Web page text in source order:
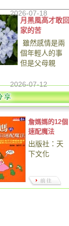
2026-07-18
月黑風高才敢回
家的苦
雖然感情是兩
個年輕人的事
但是父母親
2026-07-12
詹媽媽的12個
速配魔法
出版社：天
下文化